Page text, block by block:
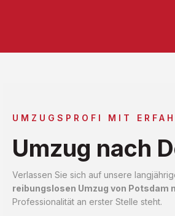
UMZUGSPROFI MIT
Umzug nach
Verlassen Sie sich auf unsere
reibungslosen Umzug von Potsdam
Professionalität an erster Stelle steht.